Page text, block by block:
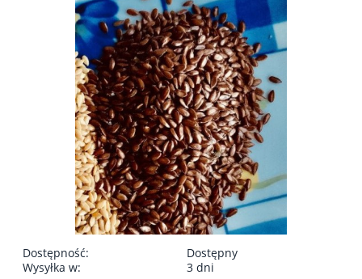
Dostępność:
Dostępny
Wysyłka w:
3 dni